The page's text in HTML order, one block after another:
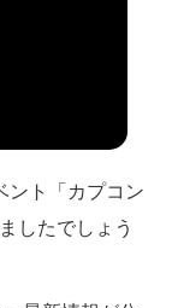
ント「カプコン
したでしょう